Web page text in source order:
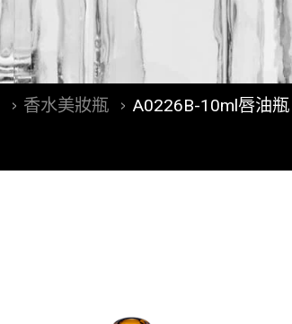
香水美妝瓶 A0226B-10ml唇油瓶